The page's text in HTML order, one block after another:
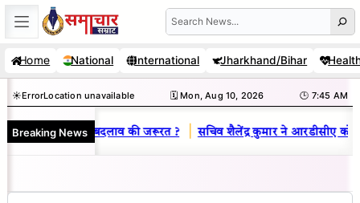
Skip
to
content
Search
Home National International Jharkhand/Bihar
☀️ErrorLocation unavailable 🗓️ Mon, Aug 10, 2026 🕒 7:45 AM
Breaking News
क्रिकेट संघ में बदलाव की जरूरत ? | सचिव शैलेंद्र कुमार ने आरडीसीए को